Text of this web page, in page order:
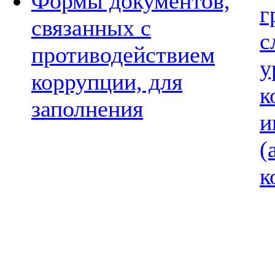
связанных с
противодействием
коррупции, для
заполнения